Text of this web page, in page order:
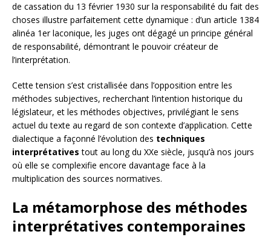
de cassation du 13 février 1930 sur la responsabilité du fait des
choses illustre parfaitement cette dynamique : d’un article 1384
alinéa 1er laconique, les juges ont dégagé un principe général
de responsabilité, démontrant le pouvoir créateur de
l’interprétation.
Cette tension s’est cristallisée dans l’opposition entre les
méthodes subjectives, recherchant l’intention historique du
législateur, et les méthodes objectives, privilégiant le sens
actuel du texte au regard de son contexte d’application. Cette
dialectique a façonné l’évolution des techniques
interprétatives tout au long du XXe siècle, jusqu’à nos jours
où elle se complexifie encore davantage face à la
multiplication des sources normatives.
La métamorphose des méthodes
interprétatives contemporaines